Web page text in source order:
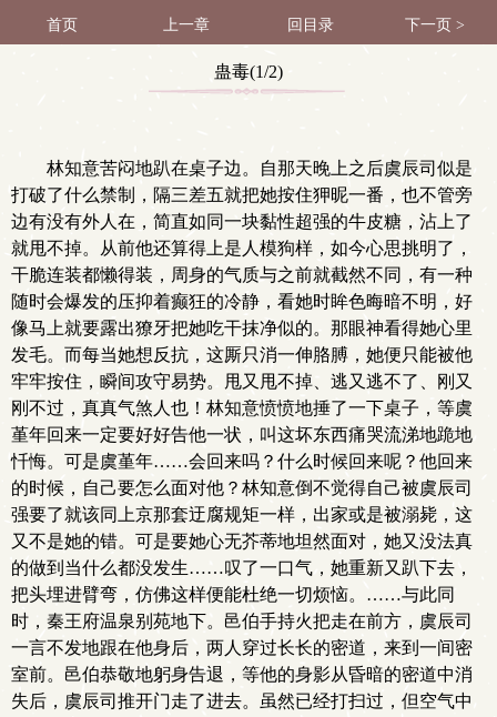
首页 上一章 回目录 下一页 >
蛊毒(1/2)
林知意苦闷地趴在桌子边。自那天晚上之后虞辰司似是
打破了什么禁制，隔三差五就把她按住狎昵一番，也不管旁
边有没有外人在，简直如同一块黏性超强的牛皮糖，沾上了
就甩不掉。从前他还算得上是人模狗样，如今心思挑明了，
干脆连装都懒得装，周身的气质与之前就截然不同，有一种
随时会爆发的压抑着癫狂的冷静，看她时眸色晦暗不明，好
像马上就要露出獠牙把她吃干抹净似的。那眼神看得她心里
发毛。而每当她想反抗，这厮只消一伸胳膊，她便只能被他
牢牢按住，瞬间攻守易势。甩又甩不掉、逃又逃不了、刚又
刚不过，真真气煞人也！林知意愤愤地捶了一下桌子，等虞
堇年回来一定要好好告他一状，叫这坏东西痛哭流涕地跪地
忏悔。可是虞堇年……会回来吗？什么时候回来呢？他回来
的时候，自己要怎么面对他？林知意倒不觉得自己被虞辰司
强要了就该同上京那套迂腐规矩一样，出家或是被溺毙，这
又不是她的错。可是要她心无芥蒂地坦然面对，她又没法真
的做到当什么都没发生……叹了一口气，她重新又趴下去，
把头埋进臂弯，仿佛这样便能杜绝一切烦恼。……与此同
时，秦王府温泉别苑地下。邑伯手持火把走在前方，虞辰司
一言不发地跟在他身后，两人穿过长长的密道，来到一间密
室前。邑伯恭敬地躬身告退，等他的身影从昏暗的密道中消
失后，虞辰司推开门走了进去。虽然已经打扫过，但空气中